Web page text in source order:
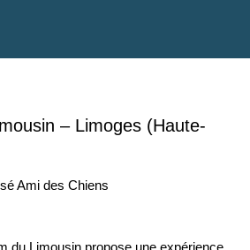
– Limoges (Haute-
Ami des Chiens